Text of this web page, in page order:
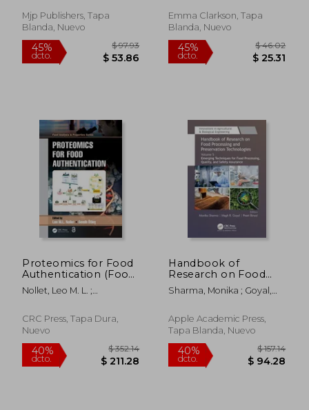
dcto. $ 185.00 dcto.
Mjp Publishers, Tapa
Blanda, Nuevo
Emma Clarkson, Tapa
Blanda, Nuevo
Proteomics for Food
Authentication (Food
Analysis & Properties)
(en Inglés)
Nollet, Leo M. L. ;
CRC Press, Tapa Dura,
Nuevo
Handbook of
Research on Food
Processing and
Preservation
Volume 5: Emerging
Techniques for Food
and Safety Assuranc
(en Inglés)
Sharma, Monika ; Goyal,
Apple Academic Press,
Tapa Blanda, Nuevo